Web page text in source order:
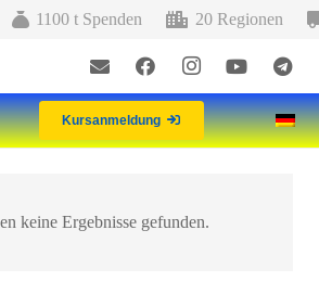
1100 t Spenden 20 Regionen
Kursanmeldung
keine Ergebnisse gefunden.